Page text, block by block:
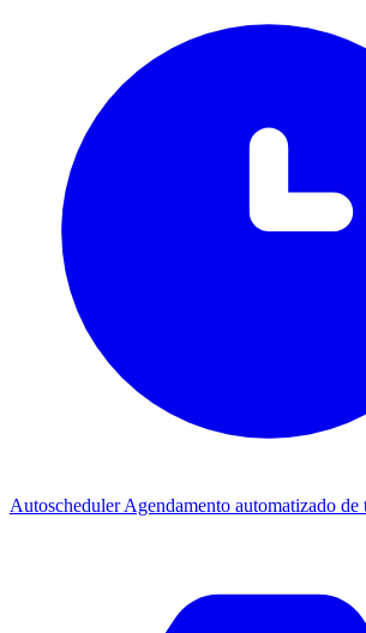
AutoschedulerAgendamento automatizado de